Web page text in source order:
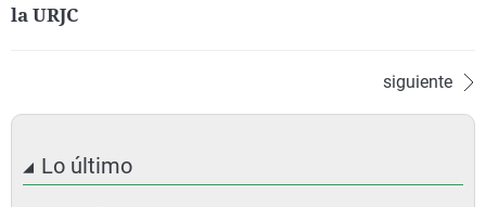
la URJC
siguiente
Lo último